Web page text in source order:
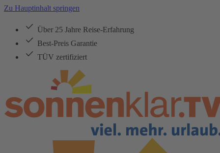
Zu Hauptinhalt springen
Über 25 Jahre Reise-Erfahrung
Best-Preis Garantie
TÜV zertifiziert